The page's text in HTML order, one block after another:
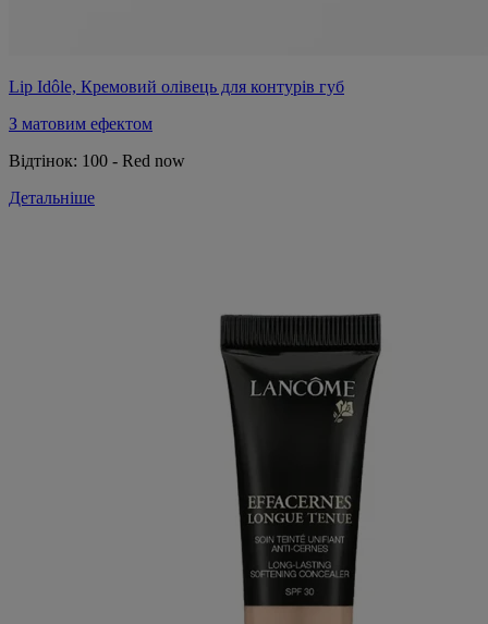
Lip Idôle, Кремовий олівець для контурів губ
З матовим ефектом
Відтінок: 100 - Red now
Детальніше